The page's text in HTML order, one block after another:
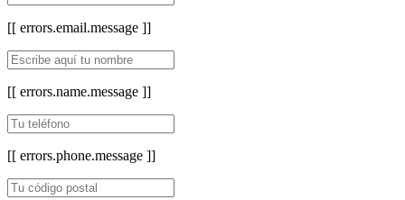
[[ errors.email.message ]]
[[ errors.name.message ]]
[[ errors.phone.message ]]